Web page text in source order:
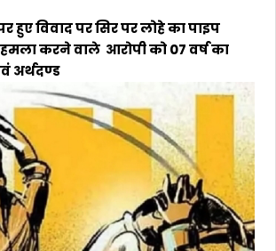
विवाद पर सिर पर लोहे का पाइप
करने वाले आरोपी को 07 वर्ष का
अर्थदण्ड